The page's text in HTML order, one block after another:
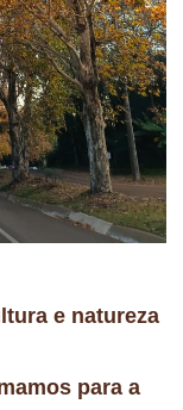
e natureza
para a